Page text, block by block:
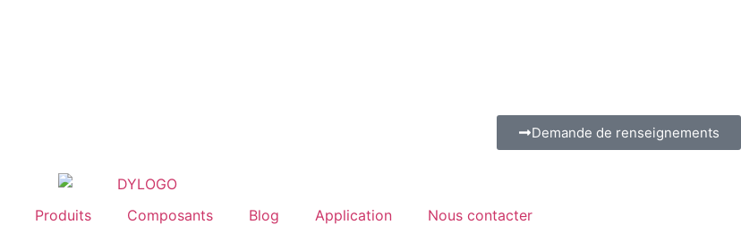
Demande de renseignements
Produits Composants Blog Application Nous contacter